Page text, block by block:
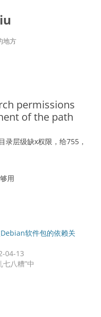
地方
permissions
of the path
录层级缺x权限，给755，
用
软件包的依赖关
04-13
七八糟”中